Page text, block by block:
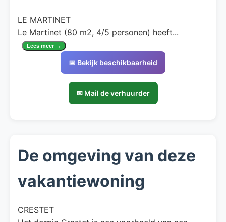
LE MARTINET
Le Martinet (80 m2, 4/5 personen) heeft...
Lees meer →
📅 Bekijk beschikbaarheid
✉ Mail de verhuurder
De omgeving van deze
vakantiewoning
CRESTET